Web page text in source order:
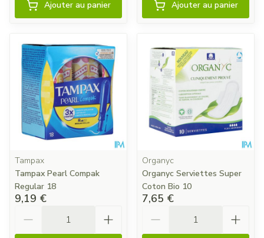
Ajouter au panier Ajouter au panier
Tampax
Tampax Pearl Compak
Regular 18
9,19 €
Organyc
Organyc Serviettes Super
Coton Bio 10
7,65 €